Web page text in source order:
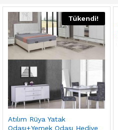
Tükendi!
Atılım Rüya Yatak
Odası+Yemek Odası Hediye